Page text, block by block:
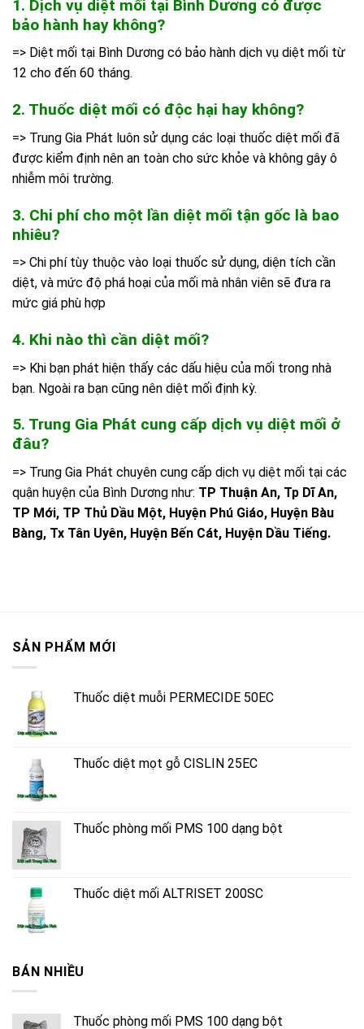
1. Dịch vụ diệt mối tại Bình Dương có được
bảo hành hay không?
=> Diệt mối tại Bình Dương có bảo hành dịch vụ diệt mối từ
12 cho đến 60 tháng.
2. Thuốc diệt mối có độc hại hay không?
=> Trung Gia Phát luôn sử dụng các loại thuốc diệt mối đã
được kiểm định nên an toàn cho sức khỏe và không gây ô
nhiễm môi trường.
3. Chi phí cho một lần diệt mối tận gốc là bao
nhiêu?
=> Chi phí tùy thuộc vào loại thuốc sử dụng, diện tích cần
diệt, và mức độ phá hoại của mối mà nhân viên sẽ đưa ra
mức giá phù hợp
4. Khi nào thì cần diệt mối?
=> Khi bạn phát hiện thấy các dấu hiệu của mối trong nhà
bạn. Ngoài ra bạn cũng nên diệt mối định kỳ.
5. Trung Gia Phát cung cấp dịch vụ diệt mối ở
đâu?
=> Trung Gia Phát chuyên cung cấp dịch vụ diệt mối tại các
quận huyện của Bình Dương như: TP Thuận An, Tp Dĩ An,
TP Mới, TP Thủ Dầu Một, Huyện Phú Giáo, Huyện Bàu
Bàng, Tx Tân Uyên, Huyện Bến Cát, Huyện Dầu Tiếng.
SẢN PHẨM MỚI
Thuốc diệt muỗi PERMECIDE 50EC
Thuốc diệt mọt gỗ CISLIN 25EC
Thuốc phòng mối PMS 100 dạng bột
Thuốc diệt mối ALTRISET 200SC
BÁN NHIỀU
Thuốc phòng mối PMS 100 dạng bột